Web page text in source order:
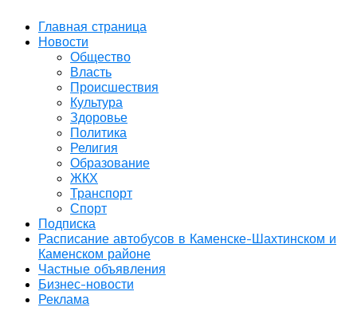
Главная страница
Новости
Общество
Власть
Происшествия
Культура
Здоровье
Политика
Религия
Образование
ЖКХ
Транспорт
Спорт
Подписка
Расписание автобусов в Каменске-Шахтинском и
Каменском районе
Частные объявления
Бизнес-новости
Реклама